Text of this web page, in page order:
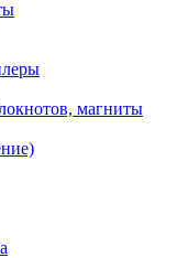
магниты